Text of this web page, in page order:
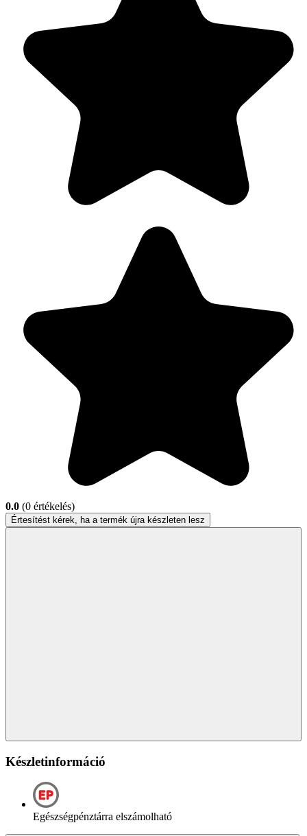
0.0 (0 értékelés)
Értesítést kérek, ha a termék újra készleten lesz
Készletinformáció
Egészségpénztárra elszámolható